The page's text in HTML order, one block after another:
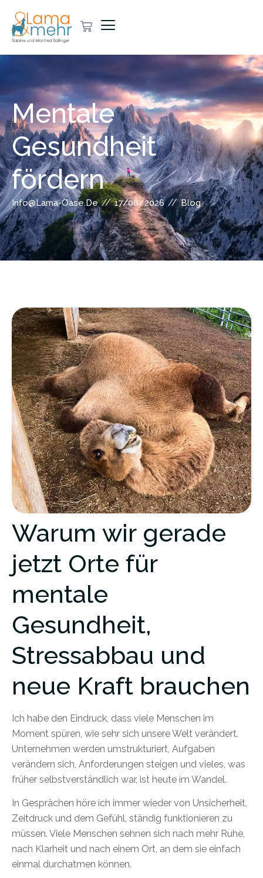
Mentale
Gesundheit
fördern
Info@lama-Oase.de // 17/06/2026 // Blog
Warum wir gerade
jetzt Orte für
mentale
Gesundheit,
Stressabbau und
neue Kraft brauchen
Ich habe den Eindruck, dass viele Menschen im
Moment spüren, wie sehr sich unsere Welt verändert.
Unternehmen werden umstrukturiert, Aufgaben
verändern sich, Anforderungen steigen und vieles, was
früher selbstverständlich war, ist heute im Wandel.
In Gesprächen höre ich immer wieder von Unsicherheit,
Zeitdruck und dem Gefühl, ständig funktionieren zu
müssen. Viele Menschen sehnen sich nach mehr Ruhe,
nach Klarheit und nach einem Ort, an dem sie einfach
einmal durchatmen können.